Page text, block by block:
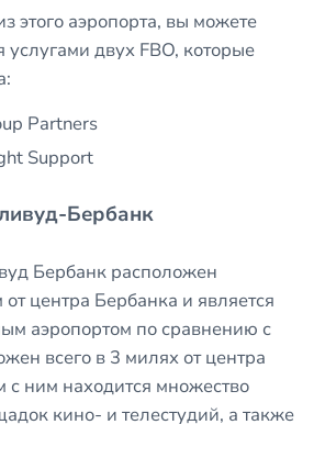
этого аэропорта, вы можете
услугами двух FBO, которые
Partners
Support
Бербанк
Бербанк расположен
центра Бербанка и является
аэропортом по сравнению с
всего в 3 милях от центра
с ним находится множество
кино- и телестудий, а также